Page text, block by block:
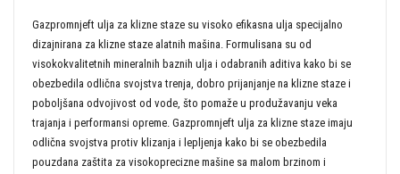
Gazpromnjeft ulja za klizne staze su visoko efikasna ulja specijalno
dizajnirana za klizne staze alatnih mašina. Formulisana su od
visokokvalitetnih mineralnih baznih ulja i odabranih aditiva kako bi se
obezbedila odlična svojstva trenja, dobro prijanjanje na klizne staze i
poboljšana odvojivost od vode, što pomaže u produžavanju veka
trajanja i performansi opreme. Gazpromnjeft ulja za klizne staze imaju
odlična svojstva protiv klizanja i lepljenja kako bi se obezbedila
pouzdana zaštita za visokoprecizne mašine sa malom brzinom i